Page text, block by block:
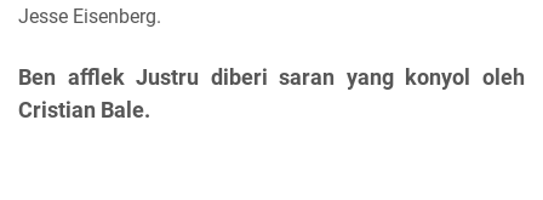
Jesse Eisenberg.
Ben afflek Justru diberi saran yang konyol oleh
Cristian Bale.